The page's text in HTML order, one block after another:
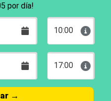
por día!
10:00
17:00
→